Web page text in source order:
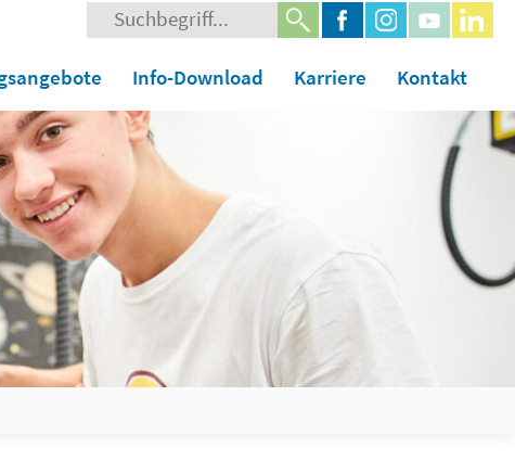
Suche
nach:
Info-Download Karriere Kontakt